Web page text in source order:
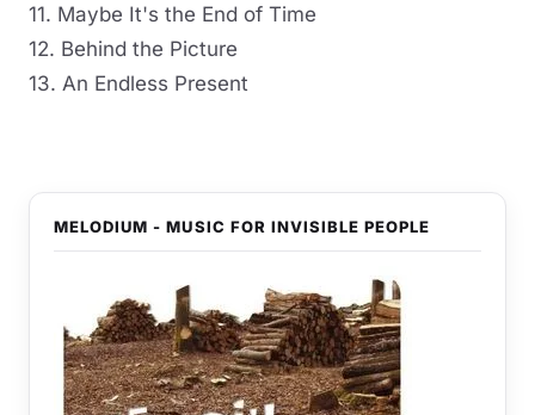
11. Maybe It's the End of Time
12. Behind the Picture
13. An Endless Present
MELODIUM - MUSIC FOR INVISIBLE PEOPLE